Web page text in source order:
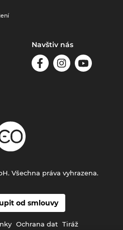
Navštiv nás
od smlouvy
Ochrana dat Tiráž
Všechna práva vyhrazena.